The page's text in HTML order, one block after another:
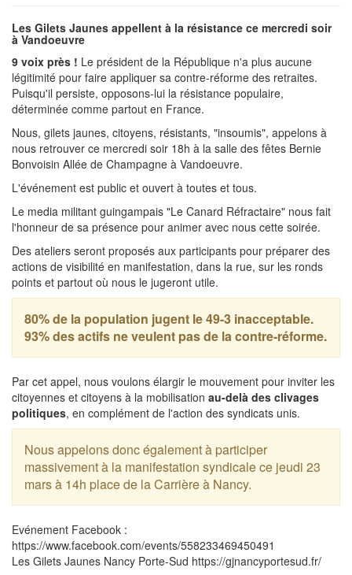
Les Gilets Jaunes appellent à la résistance ce mercredi soir
à Vandoeuvre
9 voix près ! Le président de la République n'a plus aucune
légitimité pour faire appliquer sa contre-réforme des retraites.
Puisqu'il persiste, opposons-lui la résistance populaire,
déterminée comme partout en France.
Nous, gilets jaunes, citoyens, résistants, "insoumis", appelons à
nous retrouver ce mercredi soir 18h à la salle des fêtes Bernie
Bonvoisin Allée de Champagne à Vandoeuvre.
L'événement est public et ouvert à toutes et tous.
Le media militant guingampais "Le Canard Réfractaire" nous fait
l'honneur de sa présence pour animer avec nous cette soirée.
Des ateliers seront proposés aux participants pour préparer des
actions de visibilité en manifestation, dans la rue, sur les ronds
points et partout où nous le jugeront utile.
80% de la population jugent le 49-3 inacceptable.
93% des actifs ne veulent pas de la contre-réforme.
Par cet appel, nous voulons élargir le mouvement pour inviter les
citoyennes et citoyens à la mobilisation au-delà des clivages
politiques, en complément de l'action des syndicats unis.
Nous appelons donc également à participer
massivement à la manifestation syndicale ce jeudi 23
mars à 14h place de la Carrière à Nancy.
Evénement Facebook :
https://www.facebook.com/events/558233469450491
Les Gilets Jaunes Nancy Porte-Sud https://gjnancyportesud.fr/